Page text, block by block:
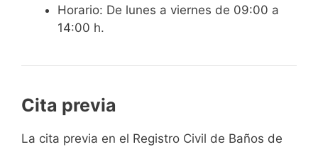
Horario: De lunes a viernes de 09:00 a
14:00 h.
Cita previa
​​​​​​​​​​​​​​​​​​​​​​​​​​​​La cita previa en el Registro Civil de Baños de